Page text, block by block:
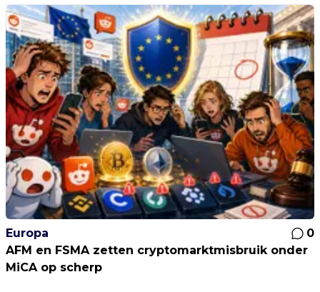
Europa
0
AFM en FSMA zetten cryptomarktmisbruik onder
MiCA op scherp